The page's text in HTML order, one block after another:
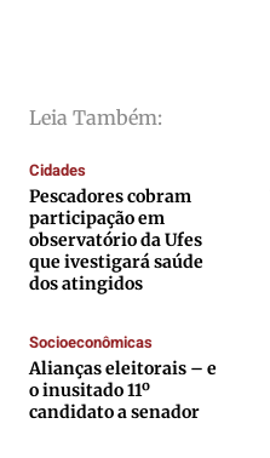
Caetano Roque
Gustavo Bastos
Jr Mignone (in memorian)
Wanda Sily
Publicidade Legal
Anuncie
Caetano Roque
Gustavo Bastos
Jr Mignone (in memorian)
Wanda Sily
Publicidade Legal
Anuncie
Caetano Roque
Gustavo Bastos
Jr Mignone (in memorian)
Wanda Sily
Publicidade Legal
Anuncie
Caetano Roque
Gustavo Bastos
Jr Mignone (in memorian)
Wanda Sily
Publicidade Legal
Anuncie
Leia Também:
Cidades
Pescadores cobram
participação em
observatório da Ufes
que ivestigará saúde
dos atingidos
Socioeconômicas
Alianças eleitorais – e
o inusitado 11º
candidato a senador